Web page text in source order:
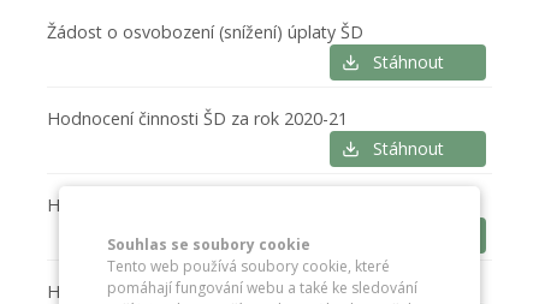
Souhlas se soubory cookie
Tento web používá soubory cookie, které
pomáhají fungování webu a také ke sledování
Žádost o osvobození (snížení) úplaty ŠD
Stáhnout
Hodnocení činnosti ŠD za rok 2020-21
Stáhnout
Hodnocení činnosti ŠD za rok 2021-22
Hodnocení činnosti ŠD za rok 2022-23